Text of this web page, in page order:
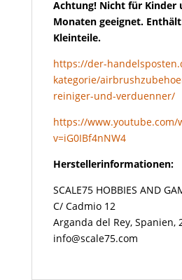
Achtung! Nicht für Kinder
Monaten geeignet.
Kleinteile.
https://der-
kategorie/
reiniger-und-verduenner/
https://www.youtube.com/
v=iG0IBf4nNW4
Herstellerinformationen:
SCALE75 HOBBIES AND
C/ Cadmio 12
Arganda del Rey, Spanien,
info@scale75.com